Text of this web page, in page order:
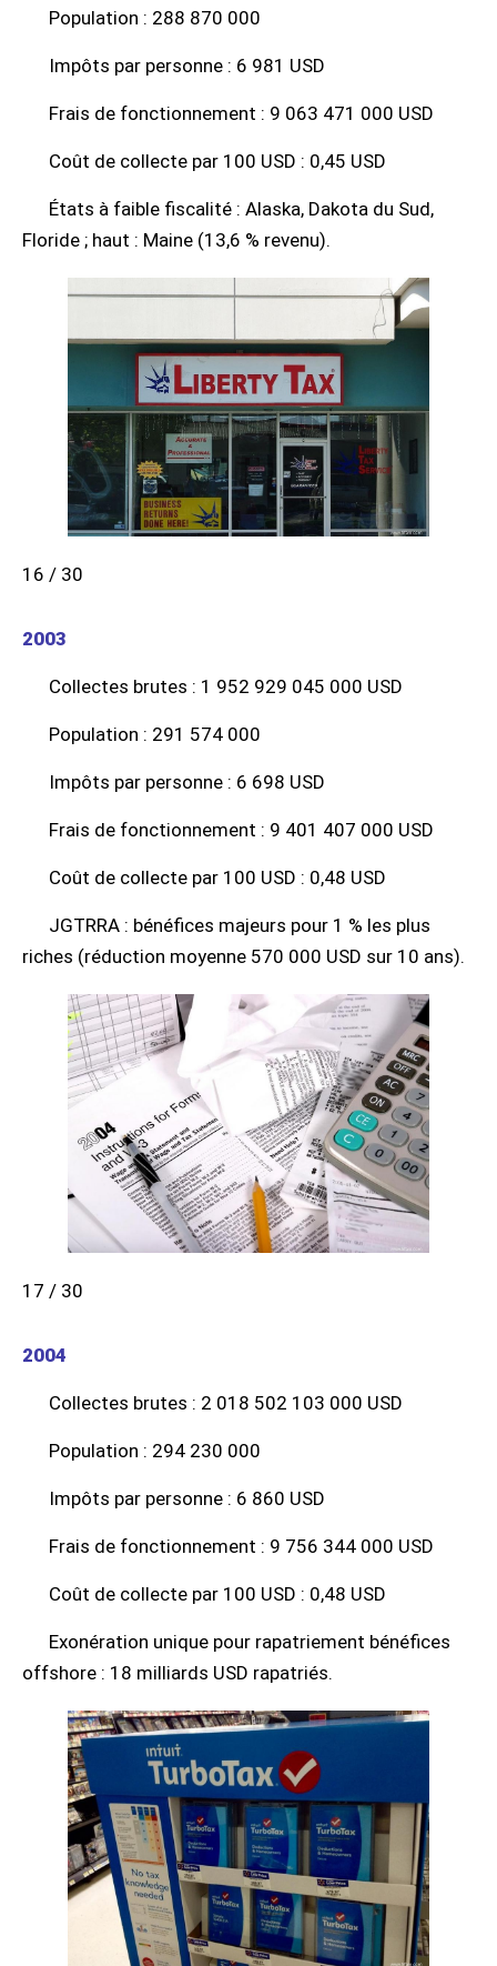
Population : 288 870 000
Impôts par personne : 6 981 USD
Frais de fonctionnement : 9 063 471 000 USD
Coût de collecte par 100 USD : 0,45 USD
États à faible fiscalité : Alaska, Dakota du Sud,
Floride ; haut : Maine (13,6 % revenu).
16 / 30
2003
Collectes brutes : 1 952 929 045 000 USD
Population : 291 574 000
Impôts par personne : 6 698 USD
Frais de fonctionnement : 9 401 407 000 USD
Coût de collecte par 100 USD : 0,48 USD
JGTRRA : bénéfices majeurs pour 1 % les plus
riches (réduction moyenne 570 000 USD sur 10 ans).
17 / 30
2004
Collectes brutes : 2 018 502 103 000 USD
Population : 294 230 000
Impôts par personne : 6 860 USD
Frais de fonctionnement : 9 756 344 000 USD
Coût de collecte par 100 USD : 0,48 USD
Exonération unique pour rapatriement bénéfices
offshore : 18 milliards USD rapatriés.